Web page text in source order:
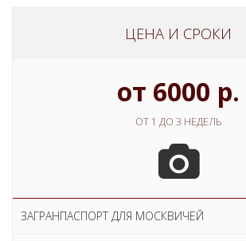
ЦЕНА И СРОКИ
от 6000 р.
ОТ 1 ДО 3 НЕДЕЛЬ
ЗАГРАНПАСПОРТ ДЛЯ МОСКВИЧЕЙ